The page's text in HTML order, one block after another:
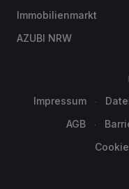
Immobilienmarkt
AZUBI NRW
Impressum
AGB